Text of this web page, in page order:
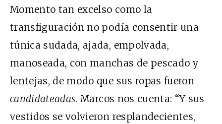
Momento tan excelso como la
transfiguración no podía consentir una
túnica sudada, ajada, empolvada,
manoseada, con manchas de pescado y
lentejas, de modo que sus ropas fueron
candidateadas. Marcos nos cuenta: “Y sus
vestidos se volvieron resplandecientes,